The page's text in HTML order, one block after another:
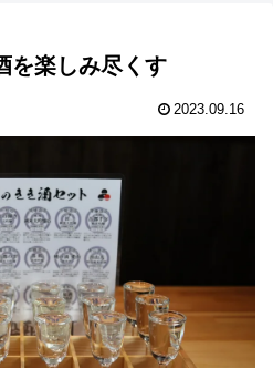
を楽しみ尽くす
2023.09.16